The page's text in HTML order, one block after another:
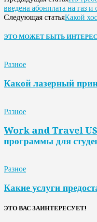
введена абонплата на газ и
Следующая статьяКакой
ЭТО МОЖЕТ БЫТЬ
Разное
Какой лазерный
Разное
Work and Travel
программы для
Разное
Какие услуги
ЭТО ВАС ЗАИНТЕРЕСУЕТ!